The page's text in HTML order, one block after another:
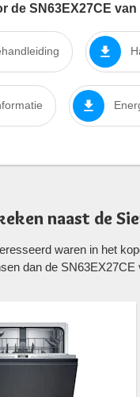
de SN63EX27CE
naast de
waren in het
dan de